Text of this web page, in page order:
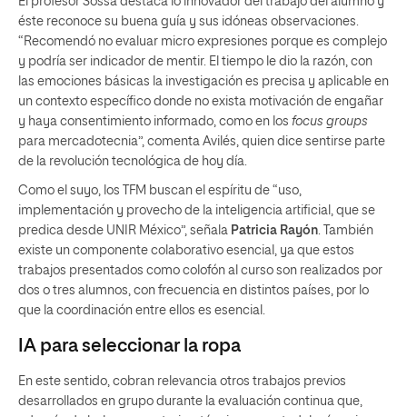
éste reconoce su buena guía y sus idóneas observaciones.
“Recomendó no evaluar micro expresiones porque es complejo
y podría ser indicador de mentir. El tiempo le dio la razón, con
las emociones básicas la investigación es precisa y aplicable en
un contexto específico donde no exista motivación de engañar
y haya consentimiento informado, como en los focus groups
para mercadotecnia”, comenta Avilés, quien dice sentirse parte
de la revolución tecnológica de hoy día.
Como el suyo, los TFM buscan el espíritu de “uso,
implementación y provecho de la inteligencia artificial, que se
predica desde UNIR México”, señala Patricia Rayón. También
existe un componente colaborativo esencial, ya que estos
trabajos presentados como colofón al curso son realizados por
dos o tres alumnos, con frecuencia en distintos países, por lo
que la coordinación entre ellos es esencial.
IA para seleccionar la ropa
En este sentido, cobran relevancia otros trabajos previos
desarrollados en grupo durante la evaluación continua que,